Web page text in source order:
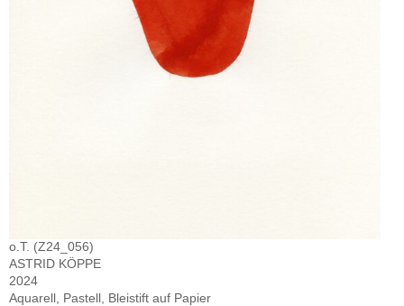
o.T. (Z24_056)
ASTRID KÖPPE
2024
Aquarell, Pastell, Bleistift auf Papier